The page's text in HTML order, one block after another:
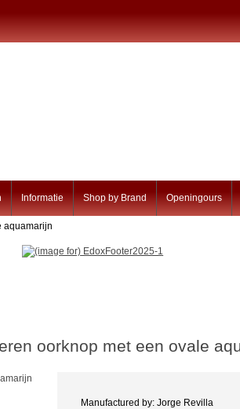
Informatie Shop by Brand Openingours
aquamarijn
oorknop met een ovale
Manufactured by: Jorge Revilla